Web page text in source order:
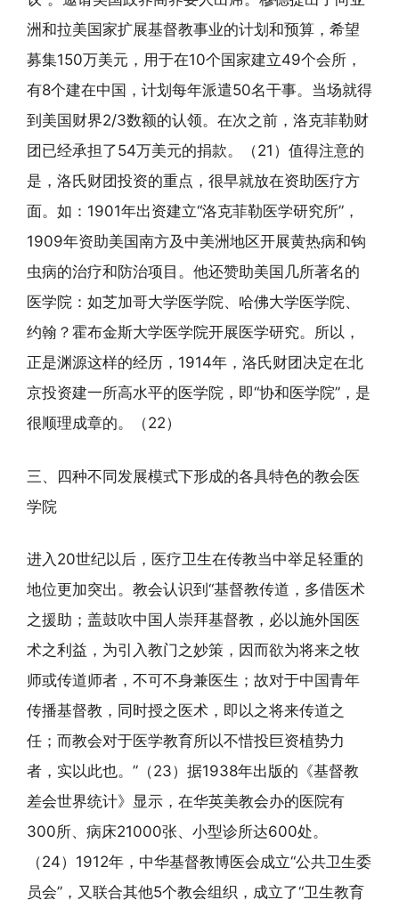
洲和拉美国家扩展基督教事业的计划和预算，希望
募集150万美元，用于在10个国家建立49个会所，
有8个建在中国，计划每年派遣50名干事。当场就得
到美国财界2/3数额的认领。在次之前，洛克菲勒财
团已经承担了54万美元的捐款。（21）值得注意的
是，洛氏财团投资的重点，很早就放在资助医疗方
面。如：1901年出资建立“洛克菲勒医学研究所”，
1909年资助美国南方及中美洲地区开展黄热病和钩
虫病的治疗和防治项目。他还赞助美国几所著名的
医学院：如芝加哥大学医学院、哈佛大学医学院、
约翰？霍布金斯大学医学院开展医学研究。所以，
正是渊源这样的经历，1914年，洛氏财团决定在北
京投资建一所高水平的医学院，即“协和医学院”，是
很顺理成章的。（22）
三、四种不同发展模式下形成的各具特色的教会医
学院
进入20世纪以后，医疗卫生在传教当中举足轻重的
地位更加突出。教会认识到“基督教传道，多借医术
之援助；盖鼓吹中国人崇拜基督教，必以施外国医
术之利益，为引入教门之妙策，因而欲为将来之牧
师或传道师者，不可不身兼医生；故对于中国青年
传播基督教，同时授之医术，即以之将来传道之
任；而教会对于医学教育所以不惜投巨资植势力
者，实以此也。”（23）据1938年出版的《基督教
差会世界统计》显示，在华英美教会办的医院有
300所、病床21000张、小型诊所达600处。
（24）1912年，中华基督教博医会成立“公共卫生委
员会”，又联合其他5个教会组织，成立了“卫生教育